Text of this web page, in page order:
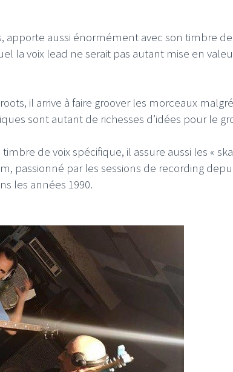
apporte aussi énormément avec son timbre de
la voix lead ne serait pas autant mise en
il arrive à faire groover les morceaux malgré
sont autant de richesses d’idées pour le
de voix spécifique, il assure aussi les «
passionné par les sessions de recording
les années 1990.
–
LE GROS RIFFIFI –